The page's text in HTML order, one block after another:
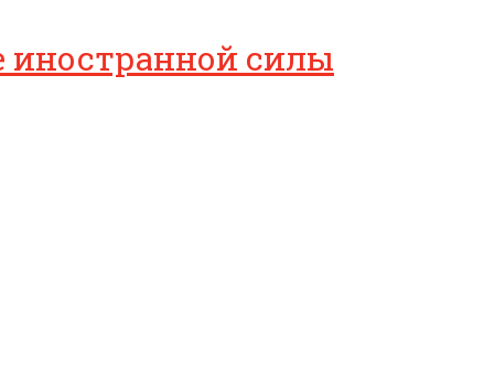
иностранной силы